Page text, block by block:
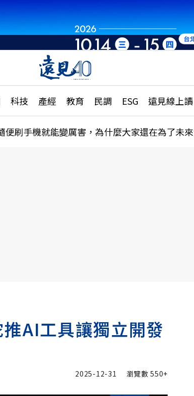
科技 產經 教育 民調 ESG 遠見線上讀
特輯
大學升學、職涯攻略
縣市施政調查全解析
更多
便刷手機就能變厲害，為什麼大家還在為了未
AI工具讓獨立開發
2025-12-31 瀏覽數550+